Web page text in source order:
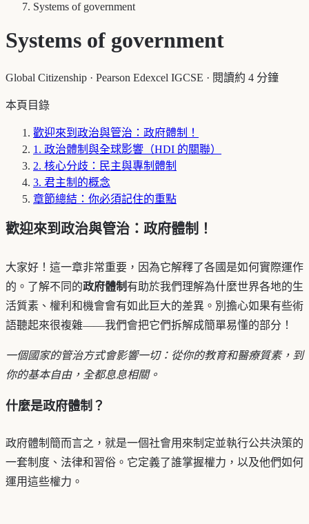
Systems of government
Systems of government
Global Citizenship · Pearson Edexcel IGCSE · 閱讀約 4 分鐘
本頁目錄
歡迎來到政治與管治：政府體制！
1. 政治體制與全球影響（HDI 的關聯）
2. 核心分歧：民主與專制體制
3. 君主制的概念
章節總結：你必須記住的重點
歡迎來到政治與管治：政府體制！
大家好！這一章非常重要，因為它解釋了各國是如何實際運作
的。了解不同的政府體制有助於我們理解為什麼世界各地的生
活質素、權利和機會會有如此巨大的差異。別擔心如果有些術
語聽起來很複雜——我們會把它們拆解成簡單易懂的部分！
一個國家的管治方式會影響一切：從你的教育和醫療質素，到
你的基本自由，全都息息相關。
什麼是政府體制？
政府體制簡而言之，就是一個社會用來制定並執行公共決策的
一套制度、法律和習俗。它定義了誰掌握權力，以及他們如何
運用這些權力。